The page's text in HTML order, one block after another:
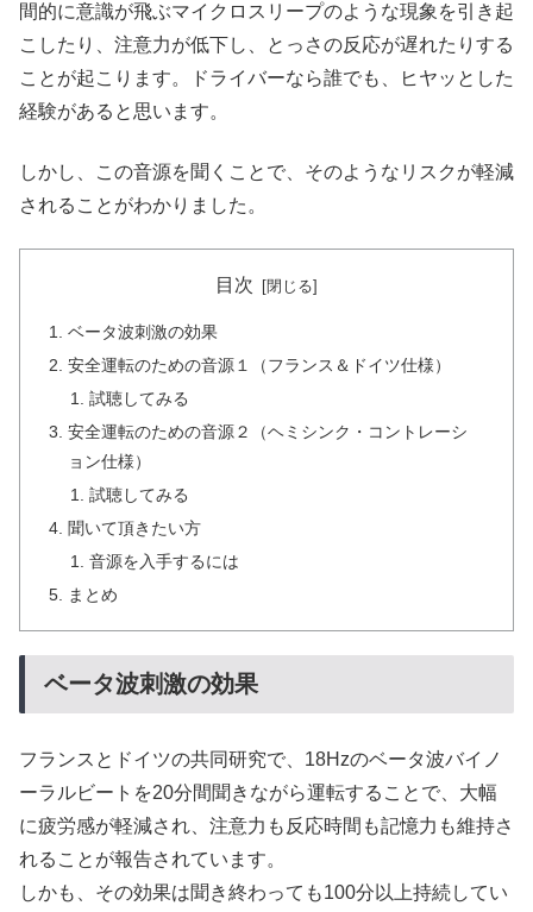
間的に意識が飛ぶマイクロスリープのような現象を引き起
こしたり、注意力が低下し、とっさの反応が遅れたりする
ことが起こります。ドライバーなら誰でも、ヒヤッとした
経験があると思います。
しかし、この音源を聞くことで、そのようなリスクが軽減
されることがわかりました。
目次
ベータ波刺激の効果
安全運転のための音源１（フランス＆ドイツ仕様）
試聴してみる
安全運転のための音源２（ヘミシンク・コントレーシ
ョン仕様）
試聴してみる
聞いて頂きたい方
音源を入手するには
まとめ
ベータ波刺激の効果
フランスとドイツの共同研究で、18Hzのベータ波バイノ
ーラルビートを20分間聞きながら運転することで、大幅
に疲労感が軽減され、注意力も反応時間も記憶力も維持さ
れることが報告されています。
しかも、その効果は聞き終わっても100分以上持続してい